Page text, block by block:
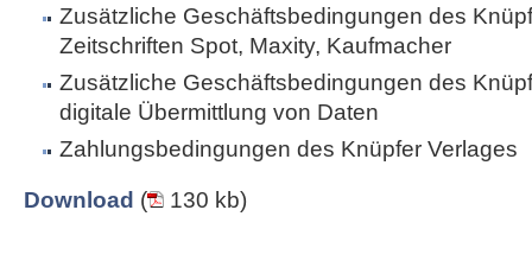
Zusätzliche Geschäftsbedingungen des
Zeitschriften Spot, Maxity, Kaufmacher
Zusätzliche Geschäftsbedingungen des
digitale Übermittlung von Daten
Zahlungsbedingungen des Knüpfer Verlages
Download ( 130 kb)